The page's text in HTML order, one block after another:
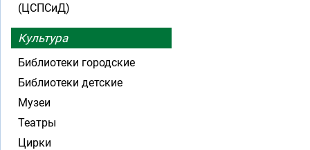
(ЦСПСиД)
Культура
Библиотеки городские
Библиотеки детские
Музеи
Театры
Цирки